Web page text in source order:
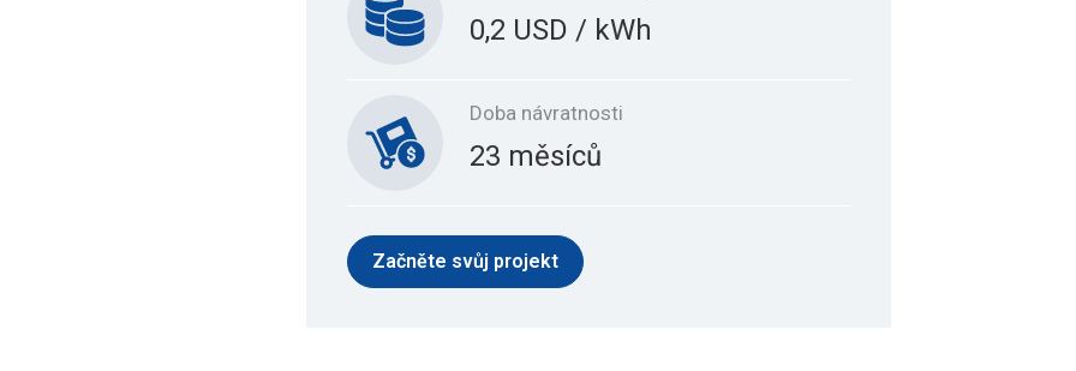
0,2 USD / kWh
Doba návratnosti
23 měsíců
Začněte svůj projekt